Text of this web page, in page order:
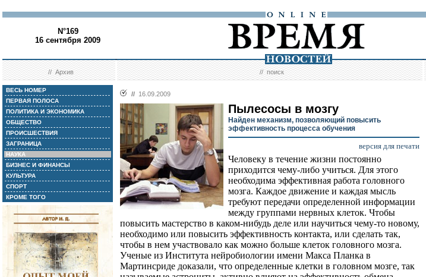
N°169
16 сентября 2009
//Архив //поиск
ВЕСЬ НОМЕР
ПЕРВАЯ ПОЛОСА
ПОЛИТИКА И ЭКОНОМИКА
ОБЩЕСТВО
ПРОИСШЕСТВИЯ
ЗАГРАНИЦА
НАУКА
БИЗНЕС И ФИНАНСЫ
КУЛЬТУРА
СПОРТ
КРОМЕ ТОГО
// 16.09.2009
Пылесосы в мозгу
Найден механизм, позволяющий повысить
эффективность процесса обучения
версия для печати
Человеку в течение жизни постоянно
приходится чему-либо учиться. Для этого
необходима эффективная работа головного
мозга. Каждое движение и каждая мысль
требуют передачи определенной информации
между группами нервных клеток. Чтобы
повысить мастерство в каком-нибудь деле или научиться чему-то новому,
необходимо или повысить эффективность контакта, или сделать так,
чтобы в нем участвовало как можно больше клеток головного мозга.
Ученые из Института нейробиологии имени Макса Планка в
Мартинсриде доказали, что определенные клетки в головном мозге, так